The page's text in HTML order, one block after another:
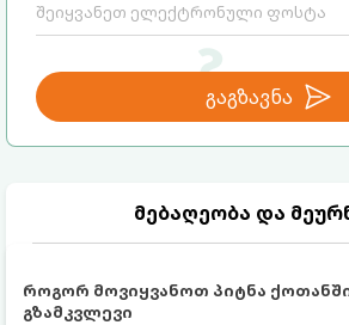
გაგზავნა
მებაღეობა და
როგორ მოვიყვანოთ პიტნა
გზამკვლევი